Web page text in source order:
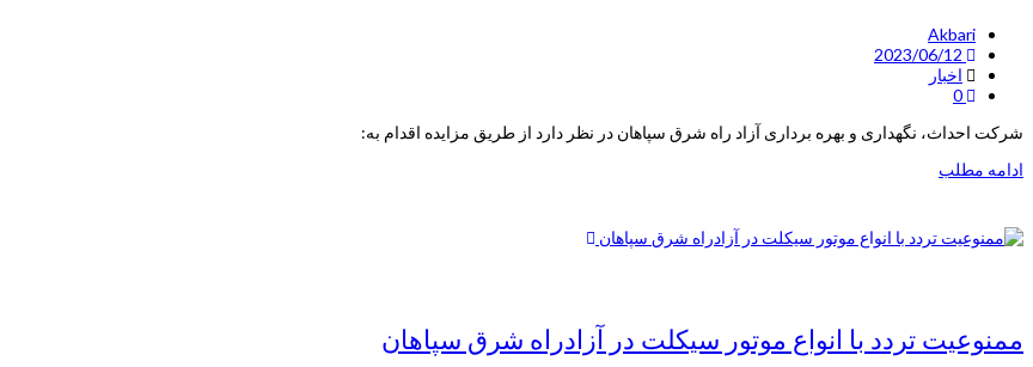
Akbari
اخبار
شرکت احداث، نگهداری و بهره برداری آزاد راه شرق سپاهان در نظر دارد از طریق مزایده اقدام به:
ادامه مطلب
ممنوعیت تردد با انواع موتور سیکلت در آزادراه شرق سپاهان